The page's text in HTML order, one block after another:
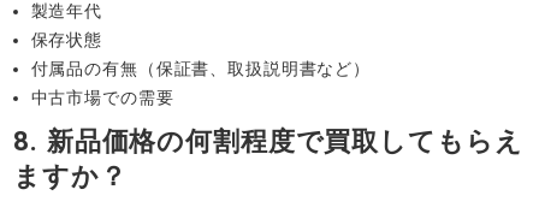
製造年代
保存状態
付属品の有無（保証書、取扱説明書など）
中古市場での需要
8. 新品価格の何割程度で買取してもらえ
ますか？